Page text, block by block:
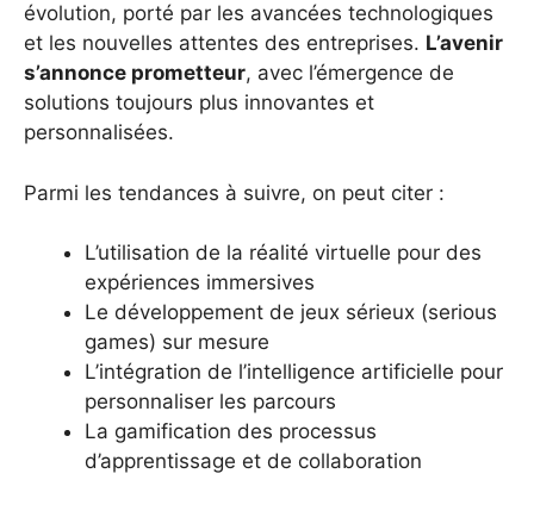
évolution, porté par les avancées technologiques
et les nouvelles attentes des entreprises. L’avenir
s’annonce prometteur, avec l’émergence de
solutions toujours plus innovantes et
personnalisées.
Parmi les tendances à suivre, on peut citer :
L’utilisation de la réalité virtuelle pour des
expériences immersives
Le développement de jeux sérieux (serious
games) sur mesure
L’intégration de l’intelligence artificielle pour
personnaliser les parcours
La gamification des processus
d’apprentissage et de collaboration